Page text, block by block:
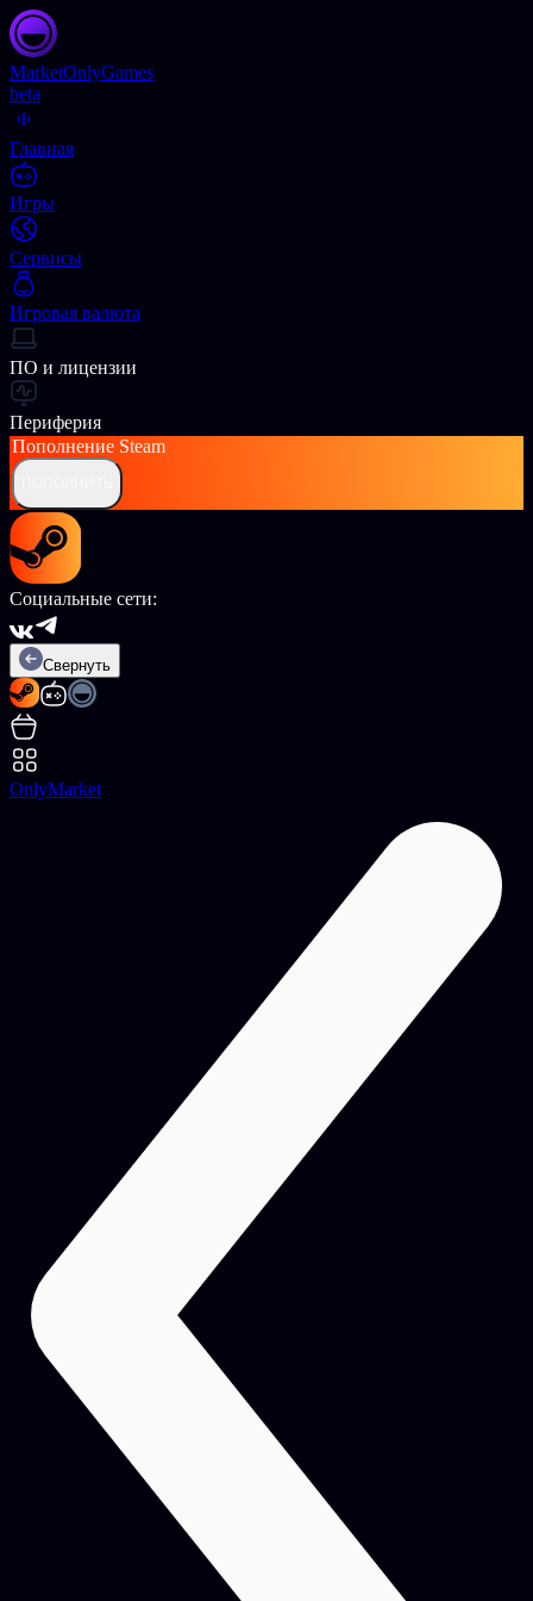
MarketOnlyGames
beta
Главная
Игры
Сервисы
Игровая валюта
ПО и лицензии
Периферия
Пополнение Steam
Социальные сети:
Свернуть
OnlyMarket